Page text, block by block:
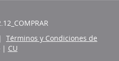
| Términos y Condiciones de
| CU